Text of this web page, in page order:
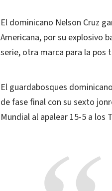
El dominicano Nelson Cruz
Americana, por su explosivo
serie, otra marca para la pos
El guardabosques
de fase final con su sexto
Mundial al apalear 15-5 a los